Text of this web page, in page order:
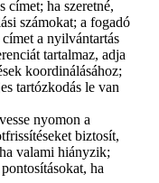
címet; ha szeretné,
számokat; a fogadó
a nyilvántartás
tartalmaz, adja
koordinálásához;
tartózkodás le van
nyomon a
biztosít,
valami hiányzik;
ha